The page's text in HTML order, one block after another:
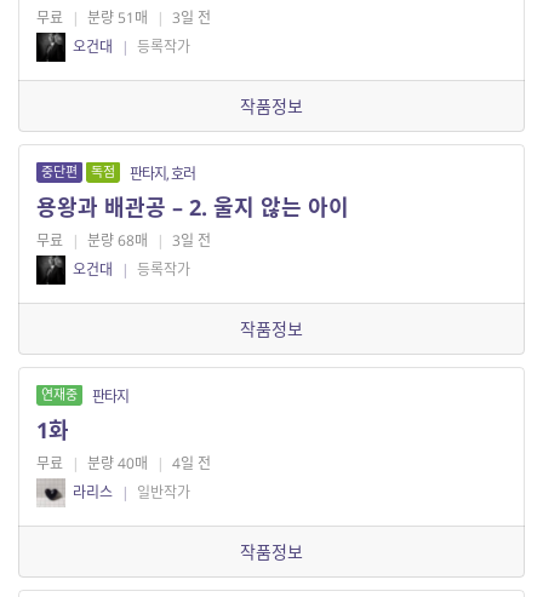
무료 | 분량 51매 | 3일 전
오건대
| 등록작가
작품정보
중단편 독점 판타지, 호러
용왕과 배관공 – 2. 울지 않는 아이
무료 | 분량 68매 | 3일 전
오건대
| 등록작가
작품정보
연재중 판타지
1화
무료 | 분량 40매 | 4일 전
라리스 | 일반작가
작품정보